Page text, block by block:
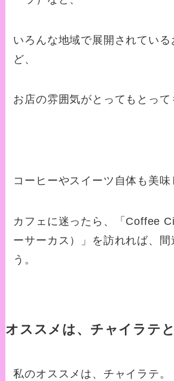
いろんな地域で展開されている
ど、
お店の雰囲気がとってもとって
コーヒーやスイーツ自体も美味
カフェに迷ったら、「Coffee
ーサーカス）」を訪れれば、間
う。
オススメは、チャイラテ
私のオススメは、チャイラテ。